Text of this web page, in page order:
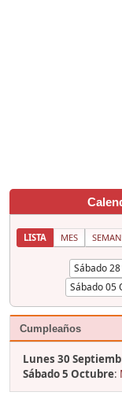
LISTA MES
Cumpleaños
Lunes 30
Sábado 5 Octubre: